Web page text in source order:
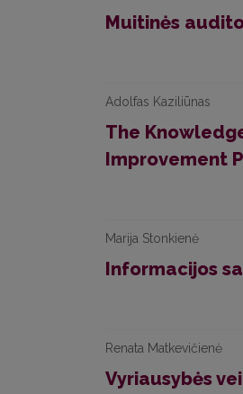
Muitinės
Adolfas Kaziliūnas
The
Improvement
Marija Stonkienė
Informacijos
Renata Matkevičienė
Vyriausybės